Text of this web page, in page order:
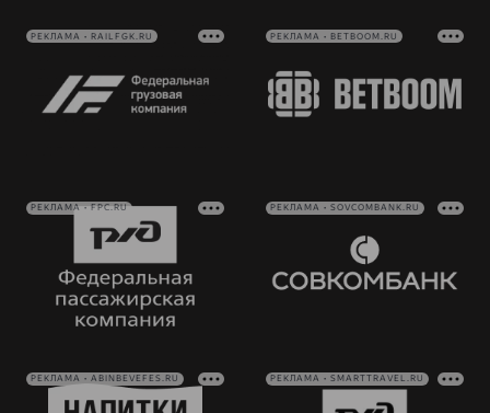
РЕКЛАМА • RAILFGK.RU РЕКЛАМА • BETBOOM.RU
РЕКЛАМА • FPC.RU РЕКЛАМА • SOVCOMBANK.RU
РЕКЛАМА • ABINBEVEFES.RU РЕКЛАМА • SMARTTRAVEL.RU